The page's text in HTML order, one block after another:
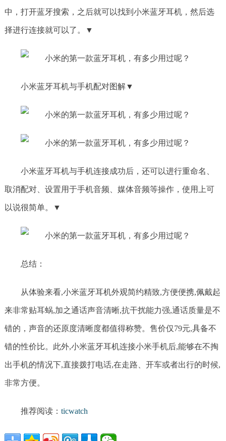
中，打开蓝牙搜索，之后就可以找到小米蓝牙耳机，然后选
择进行连接就可以了。▼
小米蓝牙耳机与手机配对图解▼
小米蓝牙耳机与手机连接成功后，还可以进行重命名、
取消配对、设置用于手机音频、媒体音频等操作，使用上可
以说很简单。▼
总结：
从体验来看,小米蓝牙耳机外观简约精致,方便便携,佩戴起
来非常贴耳蜗,加之通话声音清晰,抗干扰能力强,通话质量是不
错的，声音的还原度清晰度都值得称赞。售价仅79元,具备不
错的性价比。此外,小米蓝牙耳机连接小米手机后,能够在不掏
出手机的情况下,直接拨打电话,在走路、开车或者出行的时候,
非常方便。
推荐阅读： ticwatch